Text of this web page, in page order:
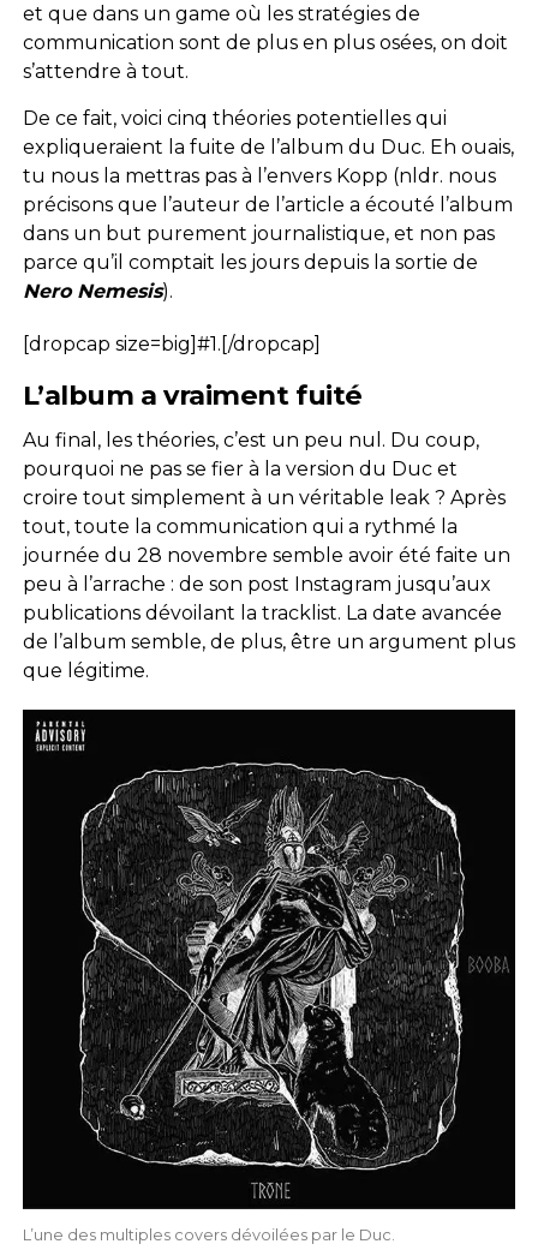
et que dans un game où les stratégies de
communication sont de plus en plus osées, on doit
s’attendre à tout.
De ce fait, voici cinq théories potentielles qui
expliqueraient la fuite de l’album du Duc. Eh ouais,
tu nous la mettras pas à l’envers Kopp (nldr. nous
précisons que l’auteur de l’article a écouté l’album
dans un but purement journalistique, et non pas
parce qu’il comptait les jours depuis la sortie de
Nero Nemesis).
[dropcap size=big]#1.[/dropcap]
L’album a vraiment fuité
Au final, les théories, c’est un peu nul. Du coup,
pourquoi ne pas se fier à la version du Duc et
croire tout simplement à un véritable leak ? Après
tout, toute la communication qui a rythmé la
journée du 28 novembre semble avoir été faite un
peu à l’arrache : de son post Instagram jusqu’aux
publications dévoilant la tracklist. La date avancée
de l’album semble, de plus, être un argument plus
que légitime.
L’une des multiples covers dévoilées par le Duc.